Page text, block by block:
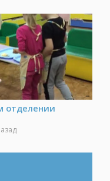
отделении